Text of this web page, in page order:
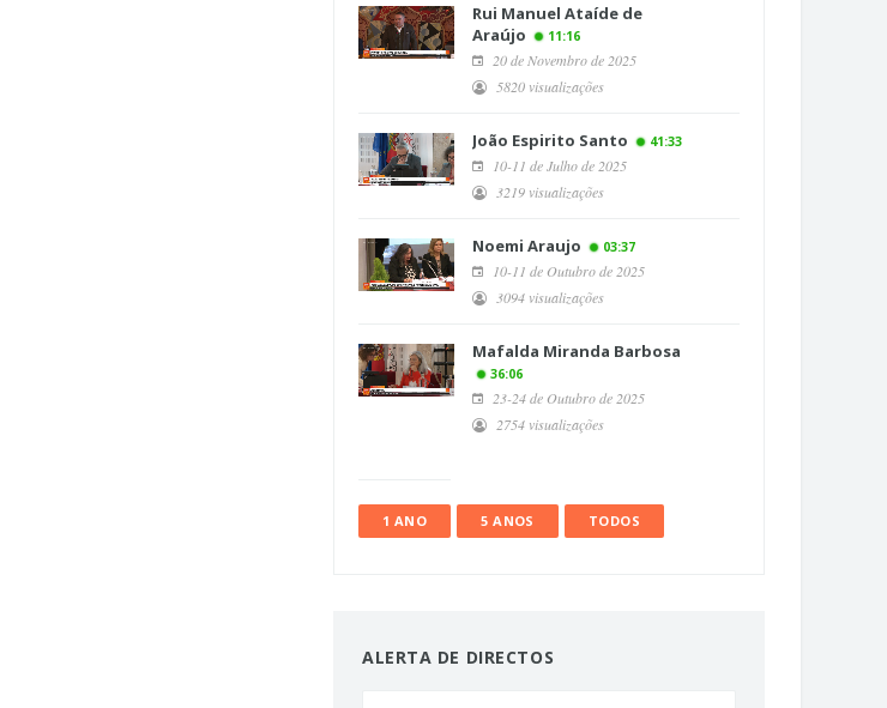
Rui Manuel Ataíde de
Araújo
11:16
20 de Novembro de 2025
5820 visualizações
João Espirito Santo 41:33
10-11 de Julho de 2025
3219 visualizações
Noemi Araujo 03:37
10-11 de Outubro de 2025
3094 visualizações
Mafalda Miranda Barbosa
36:06
23-24 de Outubro de 2025
2754 visualizações
1 ANO 5 ANOS TODOS
ALERTA DE DIRECTOS